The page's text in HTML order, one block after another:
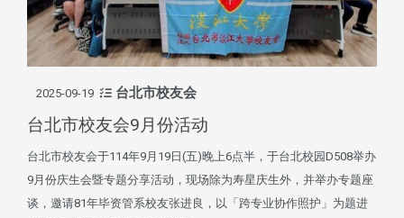
2025-09-19 台北市校友会
台北市校友会9月份活动
台北市校友会于114年9月19日(五)晚上6点半，于台北校园D508举办
9月份庆生会暨专题分享活动，现场除为寿星庆生外，并举办专题座
谈，邀请81年毕资管系校友张进良，以「跨专业协作照护」为题进